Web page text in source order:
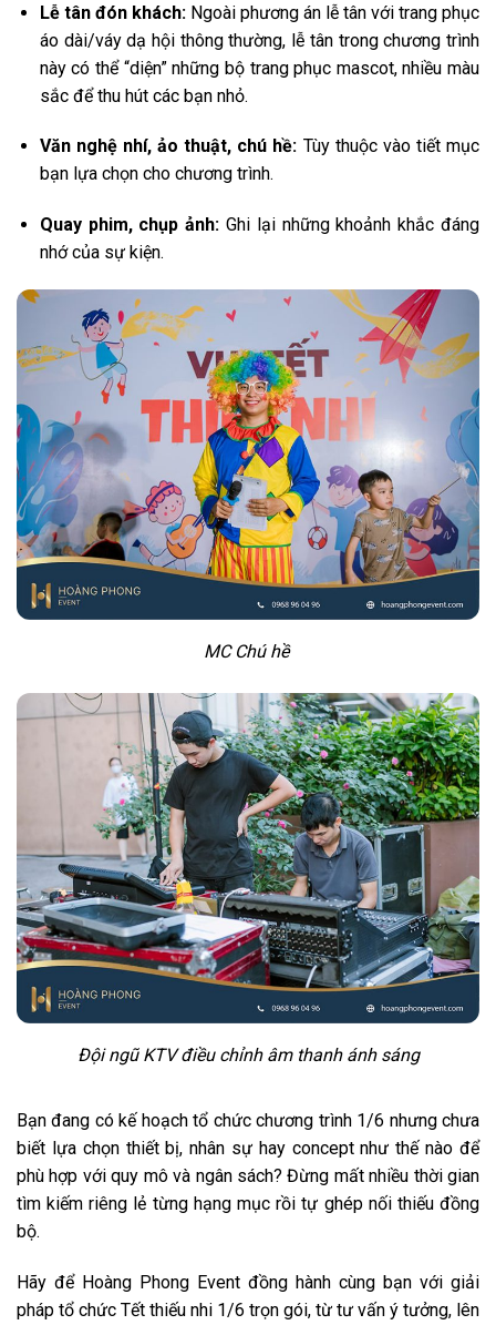
Lễ tân đón khách:Ngoài phương án lễ tân với trang phục
áo dài/váy dạ hội thông thường, lễ tân trong chương trình
này có thể “diện” những bộ trang phục mascot, nhiều màu
sắc để thu hút các bạn nhỏ.
Văn nghệ nhí, ảo thuật, chú hề: Tùy thuộc vào tiết mục
bạn lựa chọn cho chương trình.
Quay phim, chụp ảnh: Ghi lại những khoảnh khắc đáng
nhớ của sự kiện.
MC Chú hề
Đội ngũ KTV điều chỉnh âm thanh ánh sáng
Bạn đang có kế hoạch tổ chức chương trình 1/6 nhưng chưa
biết lựa chọn thiết bị, nhân sự hay concept như thế nào để
phù hợp với quy mô và ngân sách? Đừng mất nhiều thời gian
tìm kiếm riêng lẻ từng hạng mục rồi tự ghép nối thiếu đồng
bộ.
Hãy để Hoàng Phong Event đồng hành cùng bạn với giải
pháp tổ chức Tết thiếu nhi 1/6 trọn gói, từ tư vấn ý tưởng, lên